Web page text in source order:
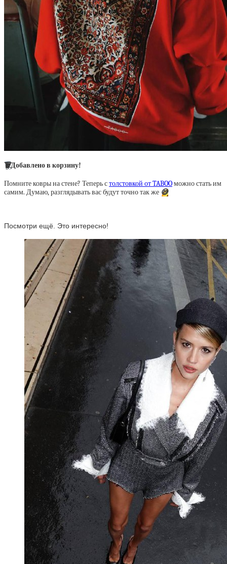
🗑Добавлено в корзину!
Помните ковры на стене? Теперь столстовкой от TABOOможно стать им
самим. Думаю, разглядывать вас будут точно так же 😅
Посмотри ещё. Это интересно!